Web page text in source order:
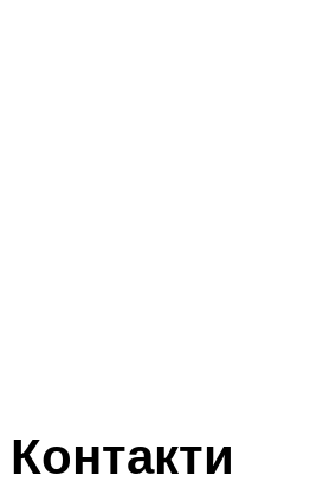
Контакти